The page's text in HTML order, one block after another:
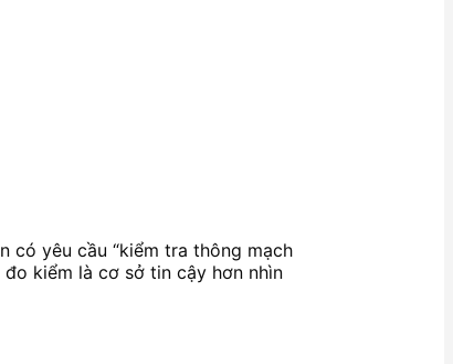
có yêu cầu “kiểm tra thông mạch
kiểm là cơ sở tin cậy hơn nhìn